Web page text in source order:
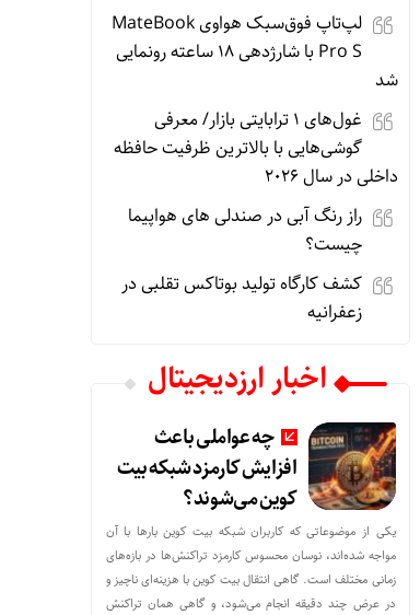
لپ‌تاپ فوق‌سبک هواوی MateBook
Pro S با شارژدهی ۱۸ ساعته رونمایی
شد
غول‌های ۱ ترابایتی بازار/ معرفی
گوشی‌هایی با بالاترین ظرفیت حافظه
داخلی در سال ۲۰۲۶
راز رنگ آبی در صندلی های هواپیما
چیست؟
کشف کارگاه تولید بوتاکس تقلبی در
زعفرانیه
اخبار ارزدیجیتال
چه عواملی باعث
افزایش کارمزد شبکه بیت
کوین می‌شوند؟
یکی از موضوعاتی که کاربران شبکه بیت کوین بارها با آن
مواجه شده‌اند، نوسان محسوس کارمزد تراکنش‌ها در بازه‌های
زمانی مختلف است. گاهی انتقال بیت کوین با هزینه‌ای ناچیز و
در عرض چند دقیقه انجام می‌شود، و گاهی همان تراکنش